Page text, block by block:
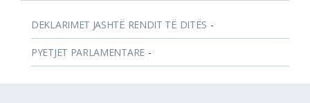
DEKLARIMET JASHTË RENDIT TË DITËS -
PYETJET PARLAMENTARE -